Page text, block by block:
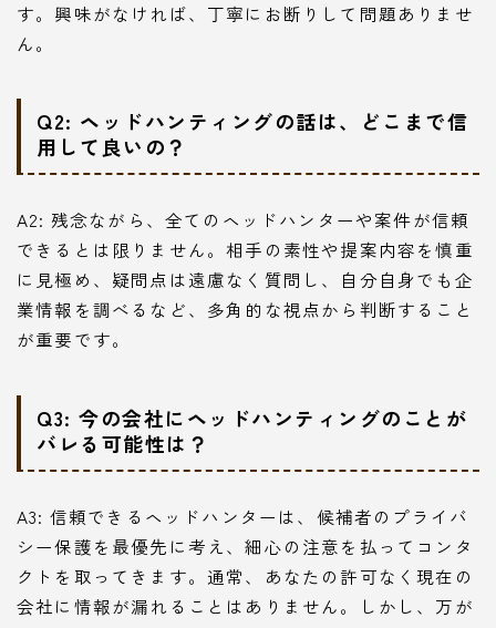
す。興味がなければ、丁寧にお断りして問題ありませ
ん。
Q2: ヘッドハンティングの話は、どこまで信
用して良いの？
A2: 残念ながら、全てのヘッドハンターや案件が信頼
できるとは限りません。相手の素性や提案内容を慎重
に見極め、疑問点は遠慮なく質問し、自分自身でも企
業情報を調べるなど、多角的な視点から判断すること
が重要です。
Q3: 今の会社にヘッドハンティングのことが
バレる可能性は？
A3: 信頼できるヘッドハンターは、候補者のプライバ
シー保護を最優先に考え、細心の注意を払ってコンタ
クトを取ってきます。通常、あなたの許可なく現在の
会社に情報が漏れることはありません。しかし、万が
本サイトがおすすめする転職エージェント
JACリクルートメント